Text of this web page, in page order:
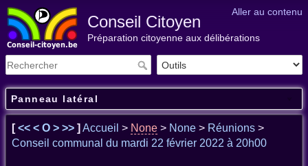
Aller au contenu
Conseil Citoyen
Préparation citoyenne aux délibérations
Panneau latéral
[<< < O > >> ] Accueil > None > None > Réunions >
Conseil communal du mardi 22 février 2022 à 20h00